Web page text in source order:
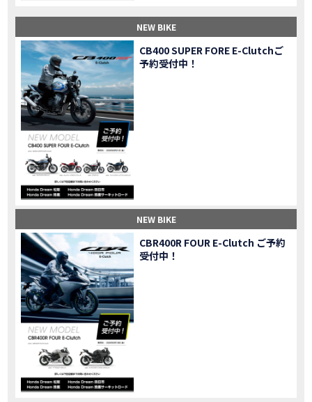
三重県下 Honda Dream4店舗にて新春キャンペーンを開催
MOVIE 【速報】2025年モデルHonda X-ADV契約しました！新型のどこが凄いかチェックしてきた！
MOVIE 【女子ツーリング】秋の女子ツーリングin鳥羽・伊勢 【Honda Dream 松阪】
NEW BIKE スーパーカブFinal Edition/HELLP KITTY在庫車あります！
MOVIE 【CBR1000RR-R】スーパースポーツバイクで三重県の新スポットを巡る女子ツーリング|Honda CBR1000RRR Rebel1100 500 250
CAMPAIGN 三重県下 Honda Dreamにてレンタルバイクキャンペーン実施中💫
MOVIE 【アフリカツイン】憧れの大型バイクで1泊2日マスツーリング｜三重県〜静岡県｜Honda CL500 AfricaTwin
MOVIE 【女子ツーリング】穴場スポット満載！三重の美味しいもの・パワースポット！【Honda Dream 松阪】
MOVIE 【CBR600RR】憧れのSSバイクで女子ツーリング|三重県 松阪スタート！Honda Rebel250•500
MOVIE 【中級レベル】スクーター乗りの女性ライダーがライティングスクールに潜入【HMS】Honda 400X
MOVIE 【鈴鹿サーキット】ホンダモーターサイクリストスクールを体験してきました【バイク女子】
CAMPAIGN 【買取強化中】乗らないバイクはHonda Dreamへ！
MOVIE 【祝】Honda CL500納車「かなえさんバイク売れました！」連絡があり行ってきました
MOVIE 【シンガーソングライター茉ひるさんご来店】ホンダドリーム四日市
MOVIE 【ホンダドリーム鈴鹿サーキットロード】オープン当日イベントレポ！
MOVIE 【鈴鹿サーキットに近い！】ホンダドリーム鈴鹿サーキットロードOPEN！ #茉ひる
MOVIE CL500売却！X-ADVオーナーの素直な理由。〇〇で納得の買取してもらいました|Honda X-ADV
MOVIE 【梅本まどかさんコラボ】CIVIC TYPE R♪スタッフオススメの鈴鹿ドライブへ！【後編】
MOVIE 憧れの大型バイク試乗！4輪走行は驚きの…【Honda GoldWing AfricaTwin】試乗会in鈴鹿ツインサーキット
【鈴鹿ツインサーキット】バイク＆クルマ夢のコラボイベント！「HCM２＆４サーキットフェス」レポ
MOVIE 全員初対面！バイク女子6人がツーリング行ったらwww
NEW BIKE
CB400 SUPER FORE E-Clutchご
予約受付中！
NEW BIKE
CBR400R FOUR E-Clutch ご予約
受付中！